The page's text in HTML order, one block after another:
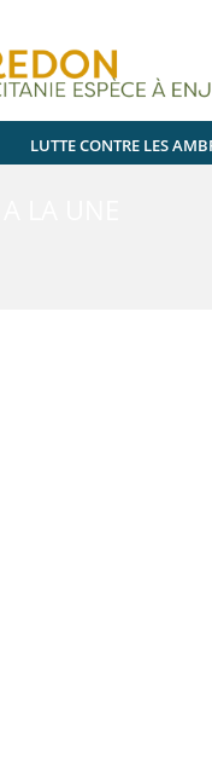
LUTTE CONTRE LES